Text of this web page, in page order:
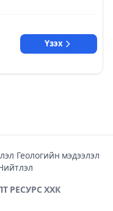
Үзэх
·Геологийн мэдээлэл·
РЕСУРС ХХК